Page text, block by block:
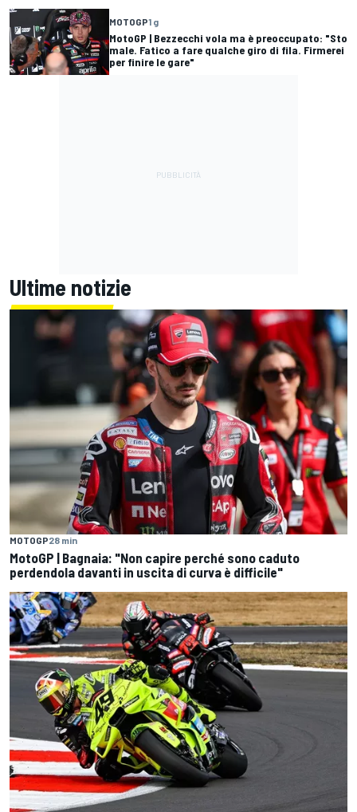
MOTOGP1 g
MotoGP | Bezzecchi vola ma è preoccupato: "Sto
male. Fatico a fare qualche giro di fila. Firmerei
per finire le gare"
Ultime notizie
MOTOGP28 min
MotoGP | Bagnaia: "Non capire perché sono caduto
perdendola davanti in uscita di curva è difficile"